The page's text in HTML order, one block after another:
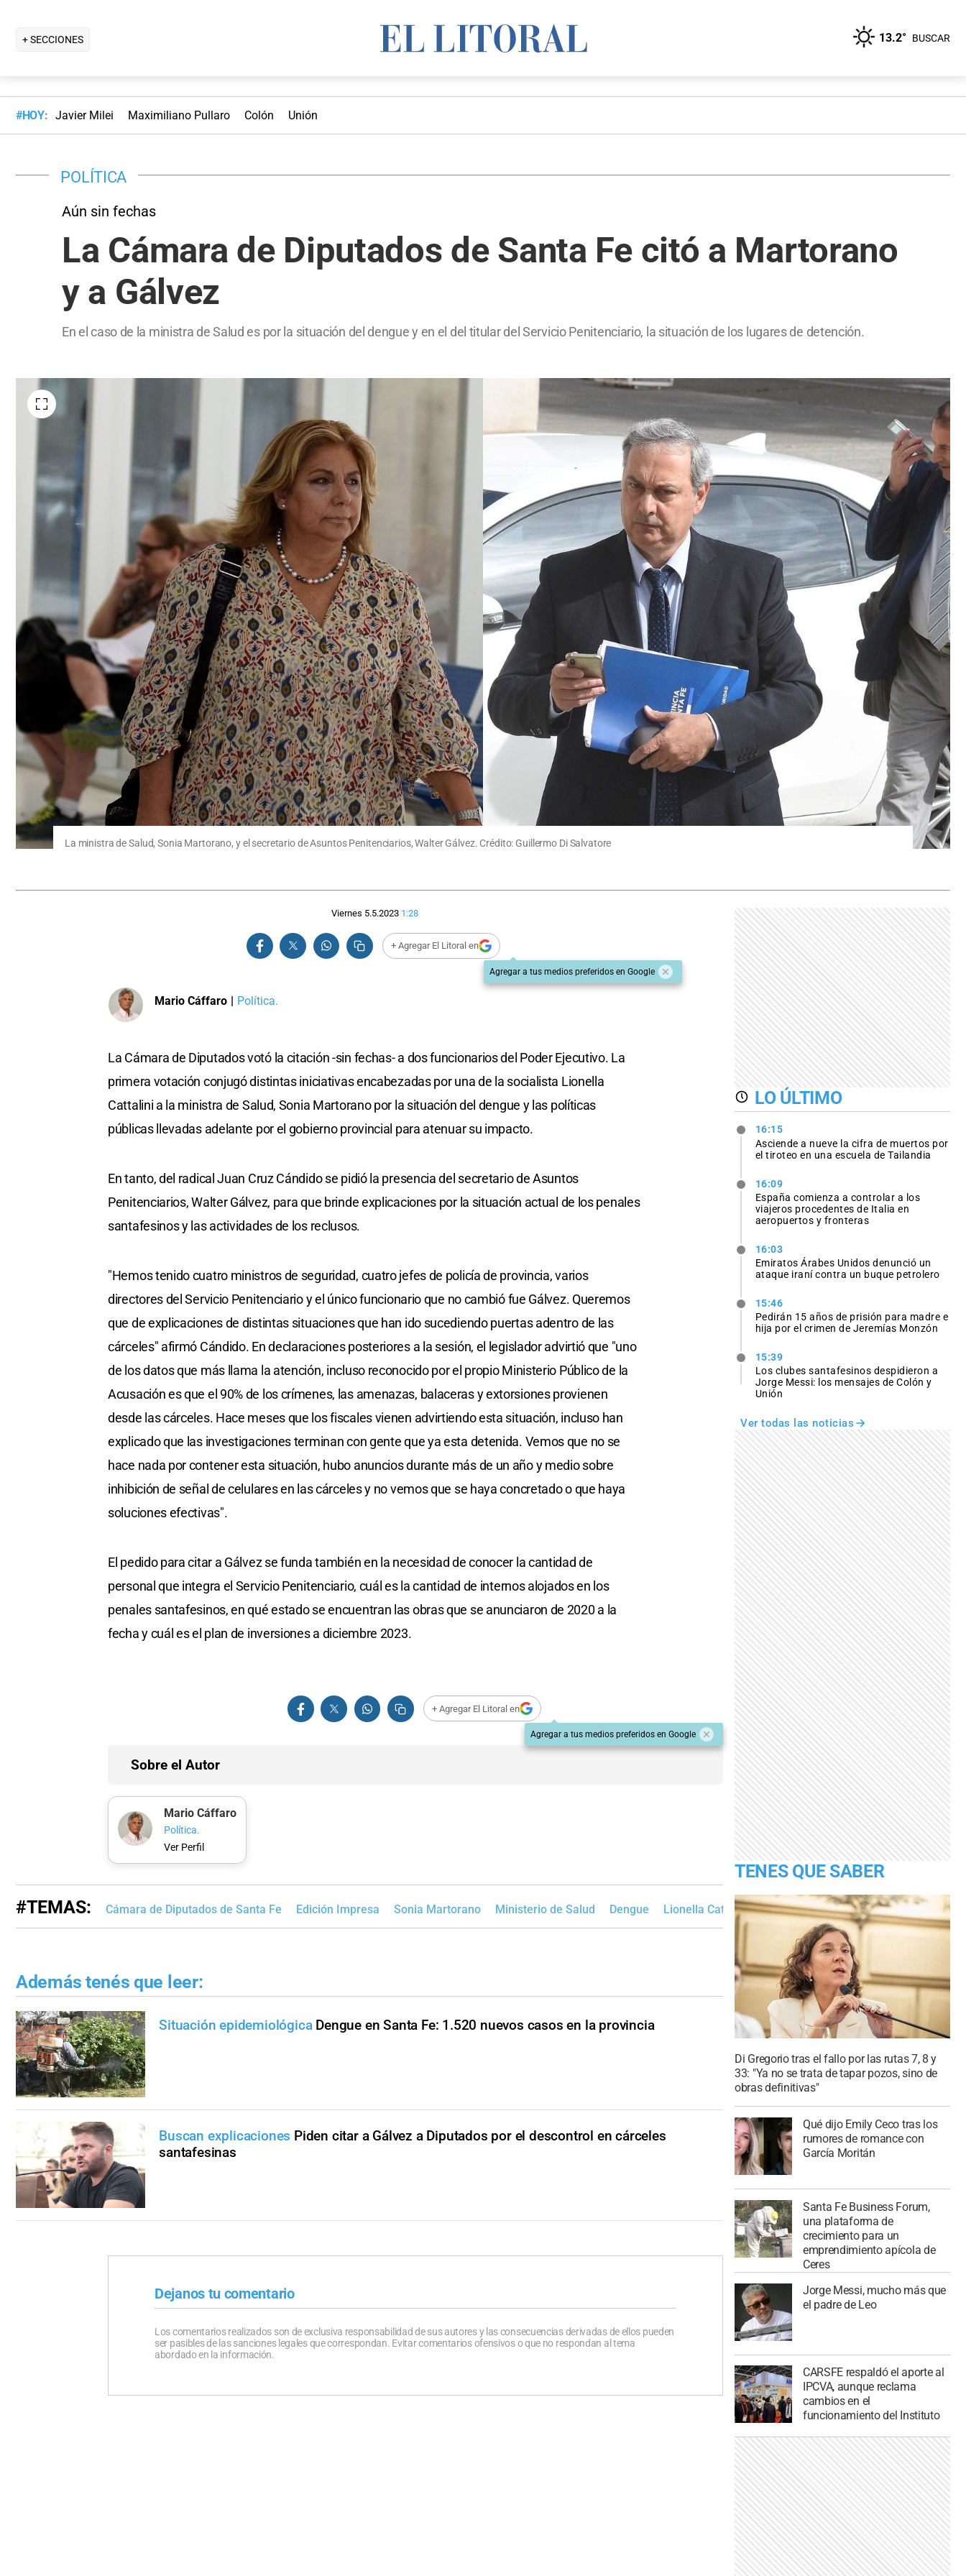
+ SECCIONES 13.2° BUSCAR
#HOY: Javier Milei Maximiliano Pullaro Colón Unión
POLÍTICA
Aún sin fechas
La Cámara de Diputados de Santa Fe citó a Martorano
y a Gálvez
En el caso de la ministra de Salud es por la situación del dengue y en el del titular del Servicio Penitenciario, la situación de los lugares de detención.
La ministra de Salud, Sonia Martorano, y el secretario de Asuntos Penitenciarios, Walter Gálvez. Crédito: Guillermo Di Salvatore
Viernes 5.5.2023 1:28
+ Agregar El Litoral en
Agregar a tus medios preferidos en Google
Mario Cáffaro | Política.
La Cámara de Diputados votó la citación -sin fechas- a dos funcionarios del Poder Ejecutivo. La
primera votación conjugó distintas iniciativas encabezadas por una de la socialista Lionella
Cattalini a la ministra de Salud, Sonia Martorano por la situación del dengue y las políticas
públicas llevadas adelante por el gobierno provincial para atenuar su impacto.
En tanto, del radical Juan Cruz Cándido se pidió la presencia del secretario de Asuntos
Penitenciarios, Walter Gálvez, para que brinde explicaciones por la situación actual de los penales
santafesinos y las actividades de los reclusos.
"Hemos tenido cuatro ministros de seguridad, cuatro jefes de policía de provincia, varios
directores del Servicio Penitenciario y el único funcionario que no cambió fue Gálvez. Queremos
que de explicaciones de distintas situaciones que han ido sucediendo puertas adentro de las
cárceles" afirmó Cándido. En declaraciones posteriores a la sesión, el legislador advirtió que "uno
de los datos que más llama la atención, incluso reconocido por el propio Ministerio Público de la
Acusación es que el 90% de los crímenes, las amenazas, balaceras y extorsiones provienen
desde las cárceles. Hace meses que los fiscales vienen advirtiendo esta situación, incluso han
explicado que las investigaciones terminan con gente que ya esta detenida. Vemos que no se
hace nada por contener esta situación, hubo anuncios durante más de un año y medio sobre
inhibición de señal de celulares en las cárceles y no vemos que se haya concretado o que haya
soluciones efectivas".
El pedido para citar a Gálvez se funda también en la necesidad de conocer la cantidad de
personal que integra el Servicio Penitenciario, cuál es la cantidad de internos alojados en los
penales santafesinos, en qué estado se encuentran las obras que se anunciaron de 2020 a la
fecha y cuál es el plan de inversiones a diciembre 2023.
+ Agregar El Litoral en
Agregar a tus medios preferidos en Google
Sobre el Autor
Mario Cáffaro
Política.
Ver Perfil
#TEMAS: Cámara de Diputados de Santa Fe Edición Impresa Sonia Martorano Ministerio de Salud Dengue Lionella Cattalini Juan Cruz Cándido
Además tenés que leer:
Situación epidemiológica Dengue en Santa Fe: 1.520 nuevos casos en la provincia
Buscan explicaciones Piden citar a Gálvez a Diputados por el descontrol en cárceles
santafesinas
Dejanos tu comentario
Los comentarios realizados son de exclusiva responsabilidad de sus autores y las consecuencias derivadas de ellos pueden
ser pasibles de las sanciones legales que correspondan. Evitar comentarios ofensivos o que no respondan al tema
abordado en la información.
LO ÚLTIMO
16:15
Asciende a nueve la cifra de muertos por
el tiroteo en una escuela de Tailandia
16:09
España comienza a controlar a los
viajeros procedentes de Italia en
aeropuertos y fronteras
16:03
Emiratos Árabes Unidos denunció un
ataque iraní contra un buque petrolero
15:46
Pedirán 15 años de prisión para madre e
hija por el crimen de Jeremías Monzón
15:39
Los clubes santafesinos despidieron a
Jorge Messi: los mensajes de Colón y
Unión
Ver todas las noticias
TENES QUE SABER
Di Gregorio tras el fallo por las rutas 7, 8 y
33: "Ya no se trata de tapar pozos, sino de
obras definitivas"
Qué dijo Emily Ceco tras los
rumores de romance con
García Moritán
Santa Fe Business Forum,
una plataforma de
crecimiento para un
emprendimiento apícola de
Ceres
Jorge Messi, mucho más que
el padre de Leo
CARSFE respaldó el aporte al
IPCVA, aunque reclama
cambios en el
funcionamiento del Instituto